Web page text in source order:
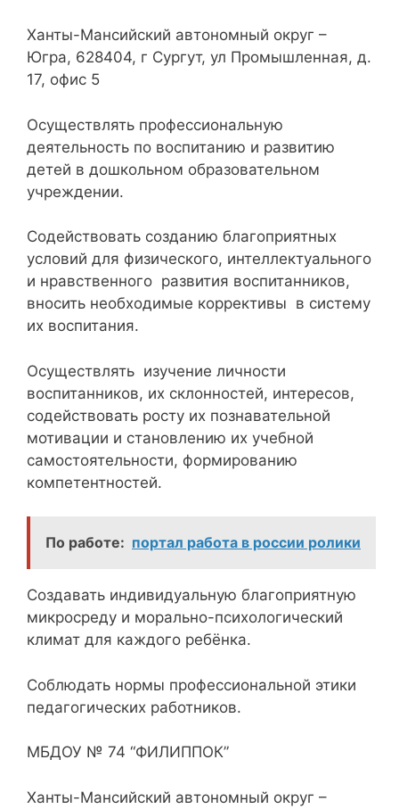
Ханты-Мансийский автономный округ –
Югра, 628404, г Сургут, ул Промышленная, д.
17, офис 5
Осуществлять профессиональную
деятельность по воспитанию и развитию
детей в дошкольном образовательном
учреждении.
Содействовать созданию благоприятных
условий для физического, интеллектуального
и нравственного развития воспитанников,
вносить необходимые коррективы в систему
их воспитания.
Осуществлять изучение личности
воспитанников, их склонностей, интересов,
содействовать росту их познавательной
мотивации и становлению их учебной
самостоятельности, формированию
компетентностей.
По работе: портал работа в россии ролики
Создавать индивидуальную благоприятную
микросреду и морально-психологический
климат для каждого ребёнка.
Соблюдать нормы профессиональной этики
педагогических работников.
МБДОУ № 74 “ФИЛИППОК”
Ханты-Мансийский автономный округ –